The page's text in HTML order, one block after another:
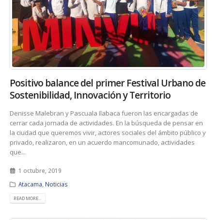
Positivo balance del primer Festival Urbano de
Sostenibilidad, Innovación y Territorio
Denisse Malebran y Pascuala Ilabaca fueron las encargadas de
cerrar cada jornada de actividades. En la búsqueda de pensar en
la ciudad que queremos vivir, actores sociales del ámbito público y
privado, realizaron, en un acuerdo mancomunado, actividades
que...
1 octubre, 2019
Atacama Noticias
READ MORE...